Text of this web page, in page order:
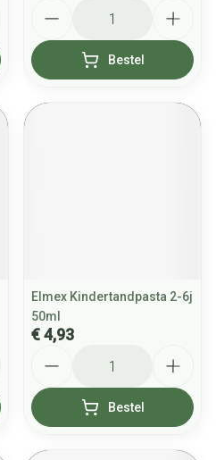
Bestel
Elmex Kindertandpasta 2-6j
50ml
€ 4,93
Bestel